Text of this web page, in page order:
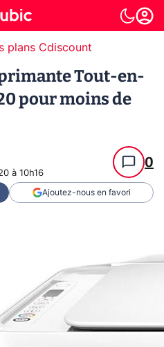
plans Cdiscount
Tout-en-
pour moins de
à 10h16
0
Ajoutez-nous en favori